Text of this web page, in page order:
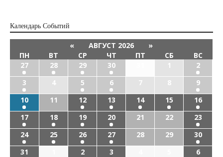
Календарь Cобытий
« АВГУСТ 2026
»
ПН
ВТ СР ЧТ ПТ СБ
ВС
27
28 29 30 1
2
3
4 5 6 7 8
9
10
11 12 13 14 15
16
17
18 19 20 21 22
23
24
25 26 27 28 29
30
31
2 3 6